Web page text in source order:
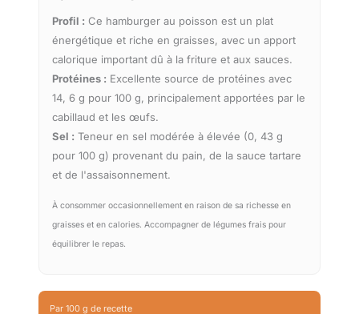
Profil : Ce hamburger au poisson est un plat
énergétique et riche en graisses, avec un apport
calorique important dû à la friture et aux sauces.
Protéines : Excellente source de protéines avec
14, 6 g pour 100 g, principalement apportées par le
cabillaud et les œufs.
Sel : Teneur en sel modérée à élevée (0, 43 g
pour 100 g) provenant du pain, de la sauce tartare
et de l'assaisonnement.
À consommer occasionnellement en raison de sa richesse en
graisses et en calories. Accompagner de légumes frais pour
équilibrer le repas.
Par 100 g de recette